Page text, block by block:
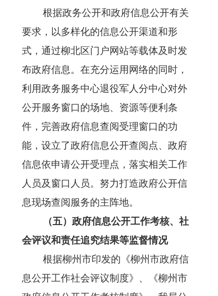
根据政务公开和政府信息公开有关
要求，以多样化的信息公开渠道和形
式，通过柳北区门户网站等载体及时发
布政府信息。在充分运用网络的同时，
利用政务服务中心退役军人分中心对外
公开服务窗口的场地、资源等便利条
件，完善政府信息查阅受理窗口的功
能，设立了政府信息公开查阅点、政府
信息依申请公开受理点，落实相关工作
人员及窗口人员。努力打造政府公开信
息现场查阅服务的主阵地。
（五）政府信息公开工作考核、社
会评议和责任追究结果等监督情况
根据柳州市印发的《柳州市政府信
息公开工作社会评议制度》、《柳州市